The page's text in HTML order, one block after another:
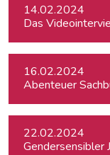
14.02.2024
Das
16.02.2024
Abenteuer
22.02.2024
Gendersensibler